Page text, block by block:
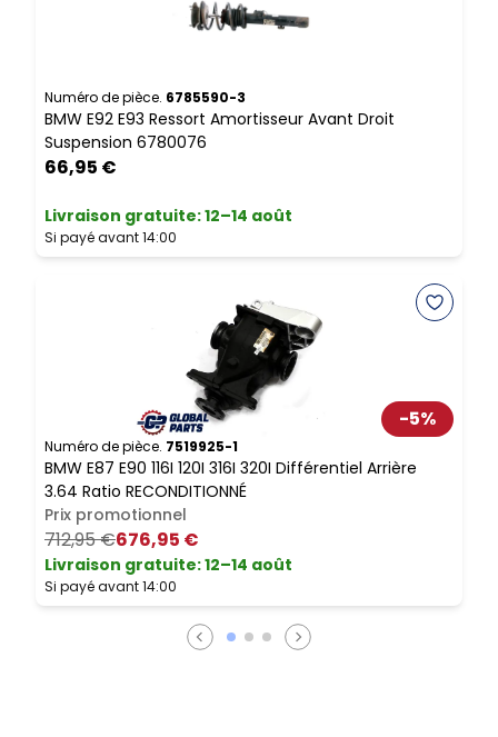
Numéro de pièce. 6785590-3
BMW E92 E93 Ressort Amortisseur Avant Droit
Suspension 6780076
66,95 €
Livraison gratuite:12–14 août
Si payé avant 14:00
-5%
Numéro de pièce. 7519925-1
BMW E87 E90 116I 120I 316I 320I Différentiel Arrière
3.64 Ratio RECONDITIONNÉ
Prix promotionnel
712,95 €676,95 €
Livraison gratuite:12–14 août
Si payé avant 14:00